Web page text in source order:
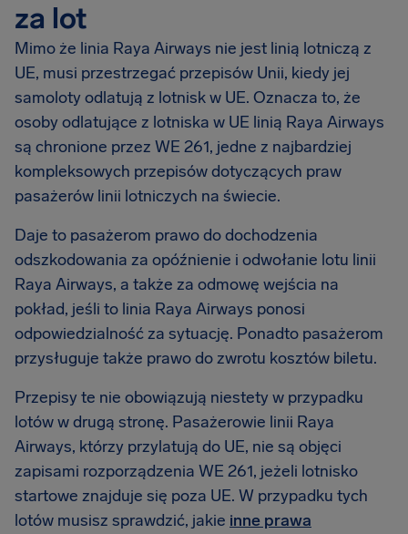
za lot
Mimo że linia Raya Airways nie jest linią lotniczą z
UE, musi przestrzegać przepisów Unii, kiedy jej
samoloty odlatują z lotnisk w UE. Oznacza to, że
osoby odlatujące z lotniska w UE linią Raya Airways
są chronione przez WE 261, jedne z najbardziej
kompleksowych przepisów dotyczących praw
pasażerów linii lotniczych na świecie.
Daje to pasażerom prawo do dochodzenia
odszkodowania za opóźnienie i odwołanie lotu linii
Raya Airways, a także za odmowę wejścia na
pokład, jeśli to linia Raya Airways ponosi
odpowiedzialność za sytuację. Ponadto pasażerom
przysługuje także prawo do zwrotu kosztów biletu.
Przepisy te nie obowiązują niestety w przypadku
lotów w drugą stronę. Pasażerowie linii Raya
Airways, którzy przylatują do UE, nie są objęci
zapisami rozporządzenia WE 261, jeżeli lotnisko
startowe znajduje się poza UE. W przypadku tych
lotów musisz sprawdzić, jakie inne prawa